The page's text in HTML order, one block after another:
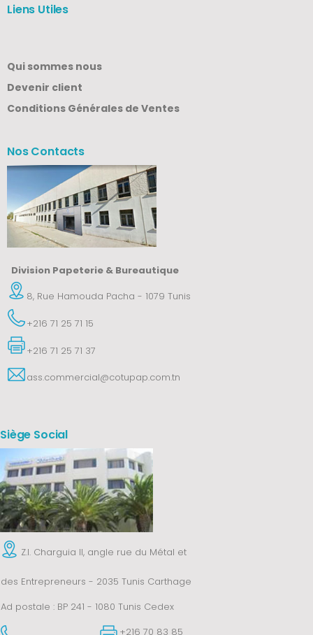
Liens Utiles
Qui sommes nous
Devenir client
Conditions Générales de Ventes
Nos Contacts
Division Papeterie & Bureautique
8, Rue Hamouda Pacha - 1079 Tunis
+216 71 25 71 15
+216 71 25 71 37
ass.commercial@cotupap.com.tn
Siège Social
Z.I. Charguia II, angle rue du Métal et
des Entrepreneurs - 2035 Tunis Carthage
Ad postale : BP 241 - 1080 Tunis Cedex
+216 70 83 85